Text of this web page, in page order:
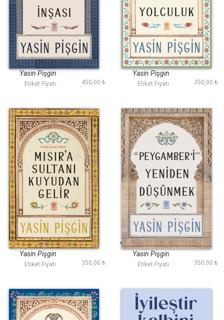
Kuranda Karakter
İnşası
Yasin Pişgin
Etiket Fiyatı : 450,00 ₺
Kuranın Kalbine
Yolculuk
Yasin Pişgin
Etiket Fiyatı : 350,00 ₺
Mısıra Sultanı
Kuyudan Gelir
Yasin Pişgin
Etiket Fiyatı : 350,00 ₺
Hz. Peygamberi
Yeniden Düşünmek
Yasin Pişgin
Etiket Fiyatı : 350,00 ₺